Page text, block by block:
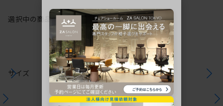
選択中の商品情報 保証 注意事項
サイズ